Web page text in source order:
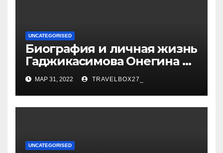
UNCATEGORISED
Биография и личная жизнь
Гаджикасимова Онегина —
информация о жене и
детях
МАР 31, 2022 TRAVELBOX27_
UNCATEGORISED